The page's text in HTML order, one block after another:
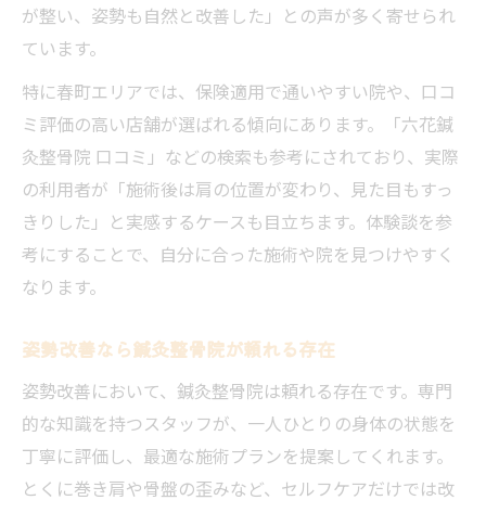
が整い、姿勢も自然と改善した」との声が多く寄せられ
ています。
特に春町エリアでは、保険適用で通いやすい院や、口コ
ミ評価の高い店舗が選ばれる傾向にあります。「六花鍼
灸整骨院 口コミ」などの検索も参考にされており、実際
の利用者が「施術後は肩の位置が変わり、見た目もすっ
きりした」と実感するケースも目立ちます。体験談を参
考にすることで、自分に合った施術や院を見つけやすく
なります。
姿勢改善なら鍼灸整骨院が頼れる存在
姿勢改善において、鍼灸整骨院は頼れる存在です。専門
的な知識を持つスタッフが、一人ひとりの身体の状態を
丁寧に評価し、最適な施術プランを提案してくれます。
とくに巻き肩や骨盤の歪みなど、セルフケアだけでは改